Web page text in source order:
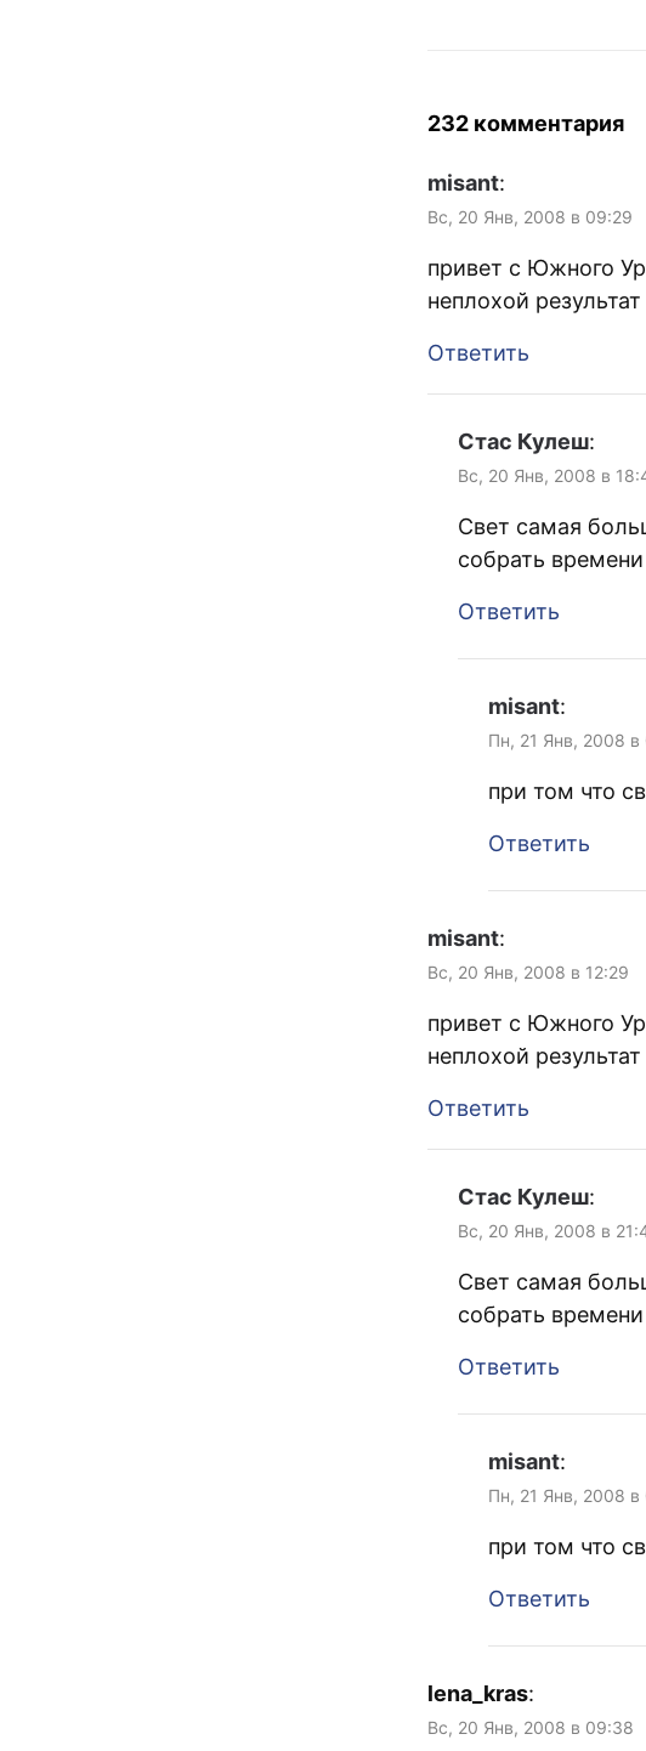
232 комментария
misant:
Вс, 20 Янв, 2008 в 09:29
привет с Южного
неплохой
Ответить
Стас Кулеш:
Вс, 20 Янв, 2008 в
Свет самая
собрать
Ответить
misant:
Пн, 21 Янв, 2008 в
при том что
Ответить
misant:
Вс, 20 Янв, 2008 в 12:29
привет с Южного
неплохой
Ответить
Стас Кулеш:
Вс, 20 Янв, 2008 в
Свет самая
собрать
Ответить
misant:
Пн, 21 Янв, 2008 в
при том что
Ответить
lena_kras:
Вс, 20 Янв, 2008 в 09:38